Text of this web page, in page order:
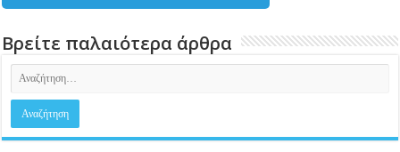
Βρείτε παλαιότερα άρθρα